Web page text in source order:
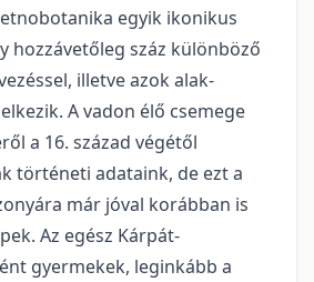
egyik ikonikus
hozzávetőleg száz különböző
illetve azok alak­
A vadon élő csemege
a 16. század végétől
történeti adataink, de ezt a
már jóval korábban is
Az egész Kárpát-
gyermekek, leginkább a